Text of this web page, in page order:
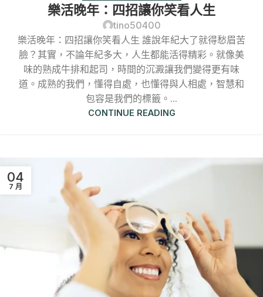
樂活晚年：四招讓你笑看人生
tino50400
樂活晚年：四招讓你笑看人生 誰說年紀大了就得愁眉苦
臉？其實，不論年紀多大，人生都能活得精彩。就像美
味的熟成牛排和起司，時間的沉澱讓我們變得更有味
道。成熟的我們，懂得自處，也懂得與人相處，智慧和
包容是我們的標籤。...
CONTINUE READING
04
7 月